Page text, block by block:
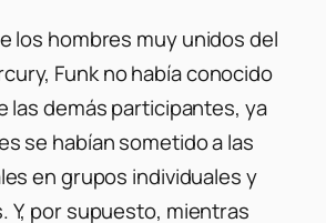
los hombres muy unidos del
Funk no había conocido
las demás participantes, ya
se habían sometido a las
en grupos individuales y
Y, por supuesto, mientras